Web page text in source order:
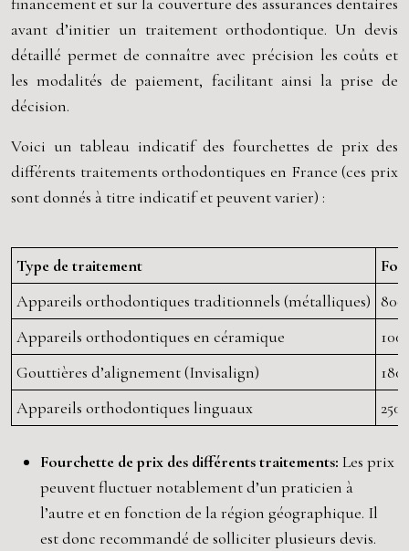
avant d’initier un traitement orthodontique. Un devis
détaillé permet de connaître avec précision les coûts et
les modalités de paiement, facilitant ainsi la prise de
décision.
Voici un tableau indicatif des fourchettes de prix des
différents traitements orthodontiques en France (ces prix
sont donnés à titre indicatif et peuvent varier) :
Type de traitement
Appareils orthodontiques traditionnels (métalliques)
Appareils orthodontiques en céramique
Gouttières d’alignement (Invisalign)
Appareils orthodontiques linguaux
Fourchette de prix des différents traitements: Les prix
peuvent fluctuer notablement d’un praticien à
l’autre et en fonction de la région géographique. Il
est donc recommandé de solliciter plusieurs devis.